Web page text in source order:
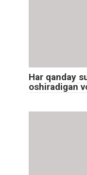
Har qanday
oshiradigan